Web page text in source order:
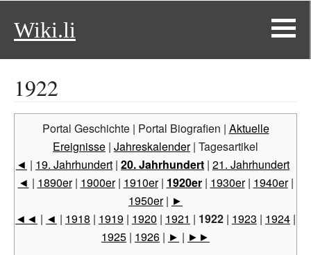
Wiki.li
1922
Portal Geschichte | Portal Biografien | Aktuelle
Ereignisse | Jahreskalender| Tagesartikel
◄ | 19. Jahrhundert | 20. Jahrhundert | 21. Jahrhundert
◄ | 1890er| 1900er| 1910er| 1920er| 1930er| 1940er|
1950er| ►
◄◄ | ◄ | 1918 | 1919 | 1920 | 1921 | 1922 | 1923 | 1924 |
1925 | 1926 | ► | ►►